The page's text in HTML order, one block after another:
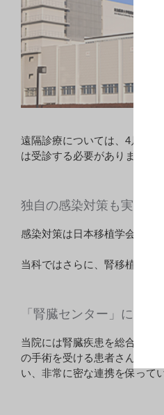
遠隔診療については、4月頃
は受診する必要がありますし
独自の感染対策も実施
感染対策は日本移植学会が推
当科ではさらに、腎移植を受
「腎臓センター」に診療
当院には腎臓疾患を総合的に
の手術を受ける患者さんや移
い、非常に密な連携を保って